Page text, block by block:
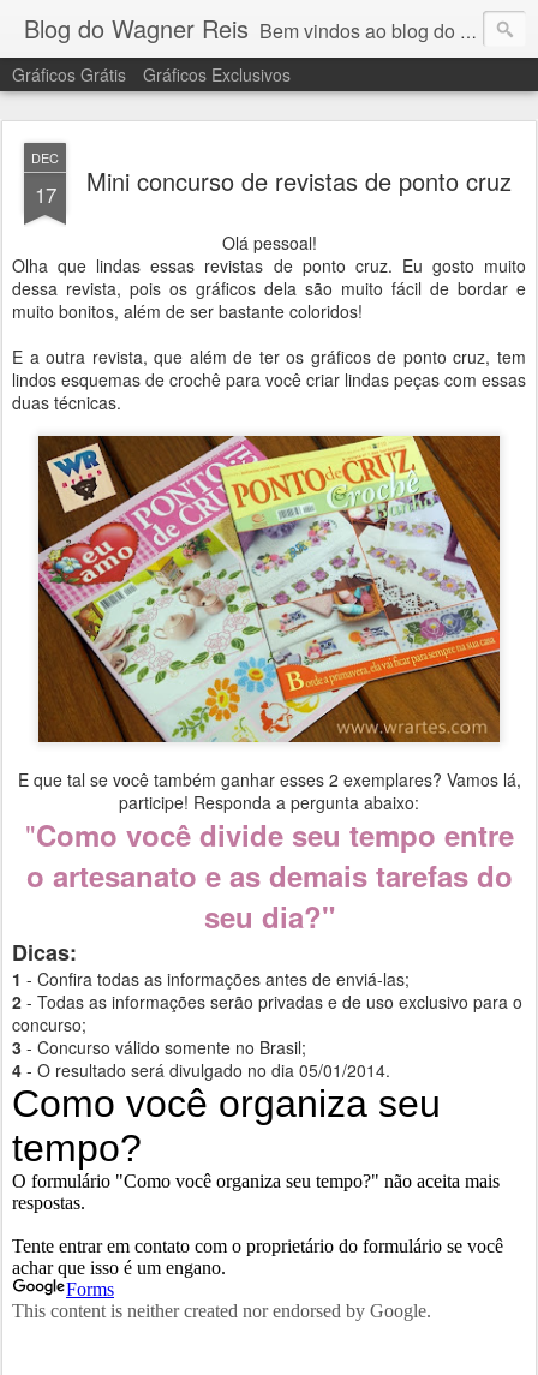
Blog do Wagner Reis Bem vindos ao blog do Wagner Reis. Acompanhe as vídeo aulas de ponto cruz, dicas, gráficos para ponto cruz e artesanatos e tudo para bordados em ponto cruz.
Gráficos Grátis Gráficos Exclusivos
DEC
17 Mini concurso de revistas de ponto cruz
Olá pessoal!
Olha que lindas essas revistas de ponto cruz. Eu gosto muito
dessa revista, pois os gráficos dela são muito fácil de bordar e
muito bonitos, além de ser bastante coloridos!
E a outra revista, que além de ter os gráficos de ponto cruz, tem
lindos esquemas de crochê para você criar lindas peças com essas
duas técnicas.
E que tal se você também ganhar esses 2 exemplares? Vamos lá,
participe! Responda a pergunta abaixo:
"Como você divide seu tempo entre
o artesanato e as demais tarefas do
seu dia?"
Dicas:
1 - Confira todas as informações antes de enviá-las;
2 - Todas as informações serão privadas e de uso exclusivo para o
concurso;
3 - Concurso válido somente no Brasil;
4 - O resultado será divulgado no dia 05/01/2014.